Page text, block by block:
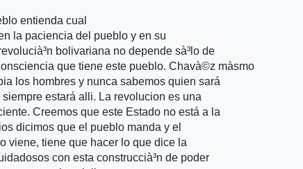
entienda cual
la paciencia del pueblo y en su
bolivariana no depende sà³lo de
que tiene este pueblo. Chavà©z mà­smo
los hombres y nunca sabemos quien sará
estará alli. La revolucion es una
Creemos que este Estado no está a la
dicimos que el pueblo manda y el
viene, tiene que hacer lo que dice la
con esta construccià³n de poder